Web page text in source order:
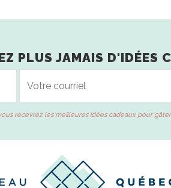
PLUS JAMAIS D'IDÉES
recevrez les meilleures idées cadeaux pour